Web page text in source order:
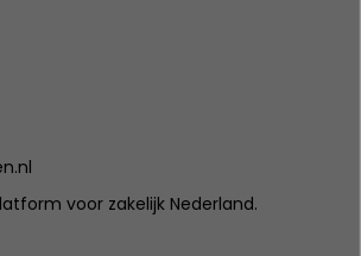
voor zakelijk Nederland.